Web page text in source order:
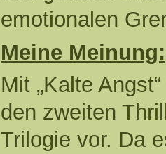
emotionalen
Meine Meinung:
Mit „Kalte
den zweiten
Trilogie vor. Da